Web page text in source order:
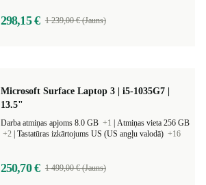
298,15 € 1 239,00 € (Jauns)
Microsoft Surface Laptop 3 | i5-1035G7 |
13.5"
Darba atmiņas apjoms 8.0 GB +1
Atmiņas vieta 256 GB
+2 Tastatūras izkārtojums US (US angļu valodā) +16
250,70 € 1 499,00 € (Jauns)